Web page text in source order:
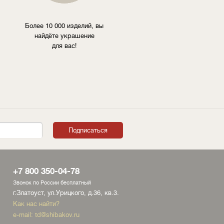
Более 10 000 изделий, вы
найдёте украшение
для вас!
+7 800 350-04-78
Звонок по России бесплатный
г.Златоуст, ул.Урицкого, д.36, кв.3.
Как нас найти?
e-mail: td@shibakov.ru